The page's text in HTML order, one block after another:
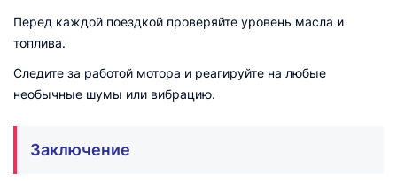
Перед каждой поездкой проверяйте уровень масла и
топлива.
Следите за работой мотора и реагируйте на любые
необычные шумы или вибрацию.
Заключение